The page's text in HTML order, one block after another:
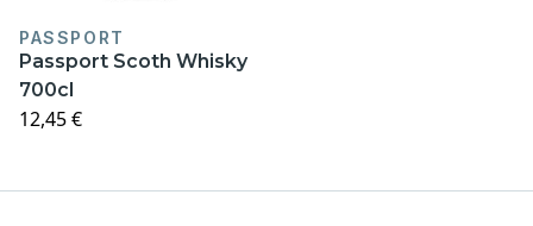
PASSPORT
Passport Scoth Whisky
700cl
12,45 €